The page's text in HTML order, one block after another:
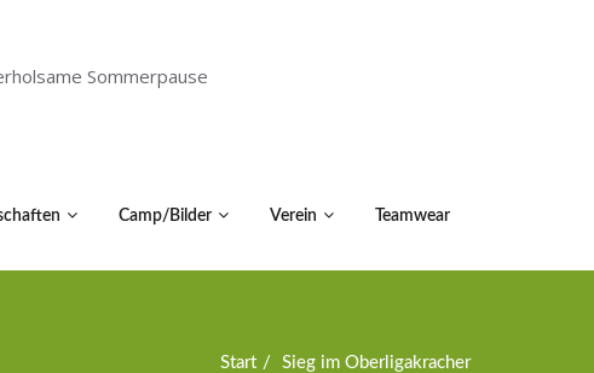
Sommerpause
Camp/Bilder Verein Teamwear
Start Sieg im Oberligakracher